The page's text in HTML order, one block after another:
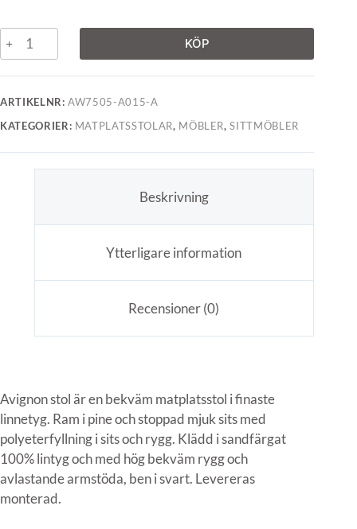
KÖP
ARTIKELNR:AW7505-A015-A
KATEGORIER: MATPLATSSTOLAR, MÖBLER,SITTMÖBLER
Beskrivning
Ytterligare information
Recensioner (0)
Avignon stol är en bekväm matplatsstol i finaste
linnetyg. Ram i pine och stoppad mjuk sits med
polyeterfyllning i sits och rygg. Klädd i sandfärgat
100% lintyg och med hög bekväm rygg och
avlastande armstöda, ben i svart. Levereras
monterad.